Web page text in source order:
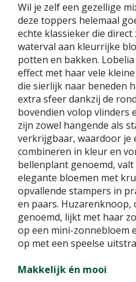
Wil je zelf een gezellige
deze toppers helemaal
echte klassieker die
waterval aan kleurrijke
potten en bakken.
effect met haar vele
die sierlijk naar beneden
extra sfeer dankzij de
bovendien volop vlinders
zijn zowel hangende als
verkrijgbaar, waardoor je
combineren in kleur en
bellenplant genoemd,
elegante bloemen met
opvallende stampers in
en paars. Huzarenknoop,
genoemd, lijkt met haar
op een mini-zonnebloem
op met een speelse
Makkelijk én mooi